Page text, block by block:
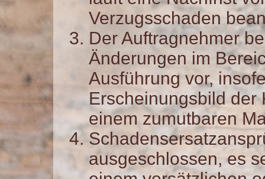
Verzugsschaden
Der Auftragnehmer
Änderungen im
Ausführung vor,
Erscheinungsbild der
einem zumutbaren
ausgeschlossen, es